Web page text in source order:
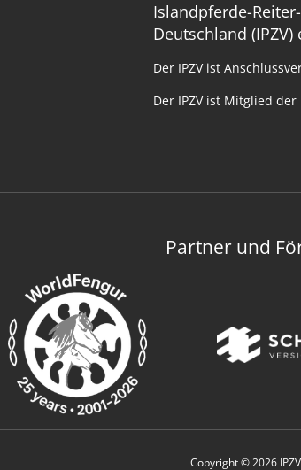
Islandpferde-
Deutschland (IPZV)
Der IPZV ist
Der IPZV ist Mitglied der
Partner und
Copyright © 2026